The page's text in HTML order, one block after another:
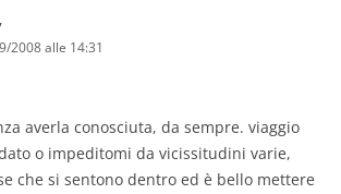
2008 alle 14:31
averla conosciuta, da sempre. viaggio
o impeditomi da vicissitudini varie,
che si sentono dentro ed è bello mettere